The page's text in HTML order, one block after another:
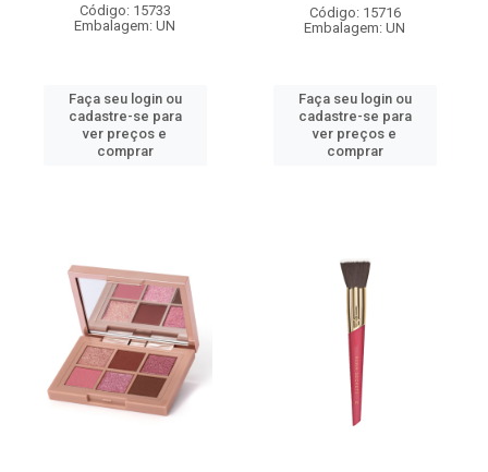
Código: 15733
Embalagem: UN
Faça seu login ou
cadastre-se para
ver preços e
comprar
Código: 15716
Embalagem: UN
Faça seu login ou
cadastre-se para
ver preços e
comprar